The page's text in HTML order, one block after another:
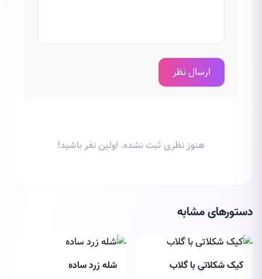
ارسال نظر
هنوز نظری ثبت نشده. اولین نفر باشید!
دستورهای مشابه
کیک شکلاتی با گلاب شله زرد ساده